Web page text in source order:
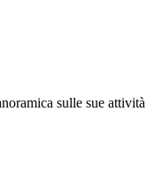
sulle sue attività